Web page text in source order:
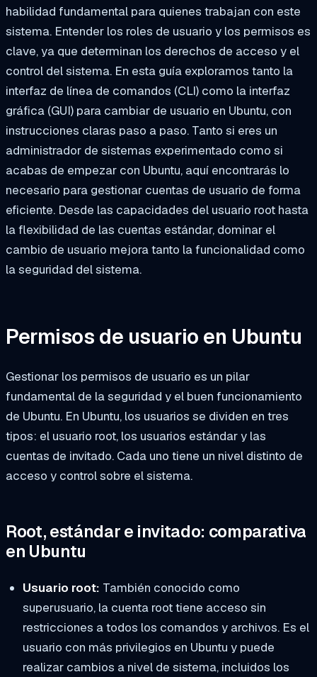
habilidad fundamental para quienes trabajan con este
sistema. Entender los roles de usuario y los permisos es
clave, ya que determinan los derechos de acceso y el
control del sistema. En esta guía exploramos tanto la
interfaz de línea de comandos (CLI) como la interfaz
gráfica (GUI) para cambiar de usuario en Ubuntu, con
instrucciones claras paso a paso. Tanto si eres un
administrador de sistemas experimentado como si
acabas de empezar con Ubuntu, aquí encontrarás lo
necesario para gestionar cuentas de usuario de forma
eficiente. Desde las capacidades del usuario root hasta
la flexibilidad de las cuentas estándar, dominar el
cambio de usuario mejora tanto la funcionalidad como
la seguridad del sistema.
Permisos de usuario en Ubuntu
Gestionar los permisos de usuario es un pilar
fundamental de la seguridad y el buen funcionamiento
de Ubuntu. En Ubuntu, los usuarios se dividen en tres
tipos: el usuario root, los usuarios estándar y las
cuentas de invitado. Cada uno tiene un nivel distinto de
acceso y control sobre el sistema.
Root, estándar e invitado: comparativa
en Ubuntu
Usuario root: También conocido como
superusuario, la cuenta root tiene acceso sin
restricciones a todos los comandos y archivos. Es el
usuario con más privilegios en Ubuntu y puede
realizar cambios a nivel de sistema, incluidos los